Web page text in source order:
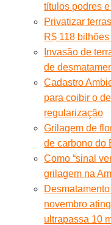
títulos podres
Privatizar
R$ 118
Invasão de
de
Cadastro
para coibir o
regularização
Grilagem de
de carbono do
Como “sinal
grilagem na
novembro
ultrapassa 10